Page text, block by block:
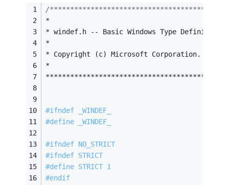
/
*
* windef.h -- Basic Windows Type
*
* Copyright (c) Microsoft Corporation.
*
#ifndef _WINDEF_
#define _WINDEF_
#ifndef NO_STRICT
#ifndef STRICT
#define STRICT 1
#endif